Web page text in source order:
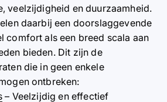
veelzijdigheid en duurzaamheid.
daarbij een doorslaggevende
comfort als een breed scala aan
bieden. Dit zijn de
die in geen enkele
ontbreken:
– Veelzijdig en effectief